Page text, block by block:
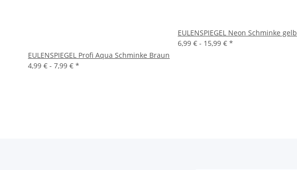
EULENSPIEGEL Profi Aqua Schminke Braun
4,99 € - 7,99 € *
EULENSPIEGEL Neon Schminke gelb
6,99 € - 15,99 € *